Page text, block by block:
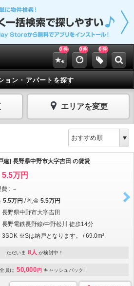
0 件 0件 0件
ョン・アパートを探す
エリアを変更
建] 長野県中野市大字吉田 の賃貸
5.5万円
: －
5.5万円 / 礼金 5.5万円
長野県中野市大字吉田
長野電鉄長野線/中野松川 徒歩14分
3SDK ※Sは納戸となります。 / 69.0m²
ただいま 8人 が検討中！
員に 50,000 円 キャッシュバック!